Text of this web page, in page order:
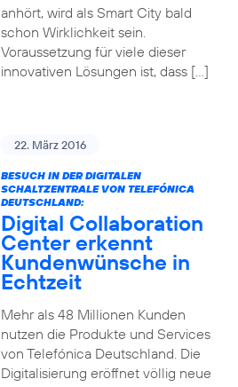
anhört, wird als Smart City bald
schon Wirklichkeit sein.
Voraussetzung für viele dieser
innovativen Lösungen ist, dass […]
22. März 2016
BESUCH IN DER DIGITALEN
SCHALTZENTRALE VON TELEFÓNICA
DEUTSCHLAND:
Digital Collaboration
Center erkennt
Kundenwünsche in
Echtzeit
Mehr als 48 Millionen Kunden
nutzen die Produkte und Services
von Telefónica Deutschland. Die
Digitalisierung eröffnet völlig neue